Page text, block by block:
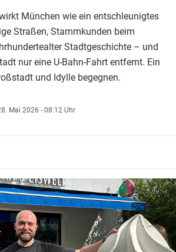
München wie ein entschleunigtes
Straßen, Stammkunden beim
Stadtgeschichte – und
nur eine U-Bahn-Fahrt entfernt. Ein
und Idylle begegnen.
Mai 2026 - 08:12 Uhr